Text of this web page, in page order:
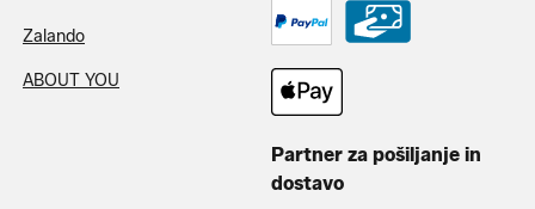
Zalando
ABOUT YOU
Partner za pošiljanje in
dostavo